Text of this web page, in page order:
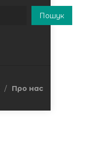
Пошук
Про нас